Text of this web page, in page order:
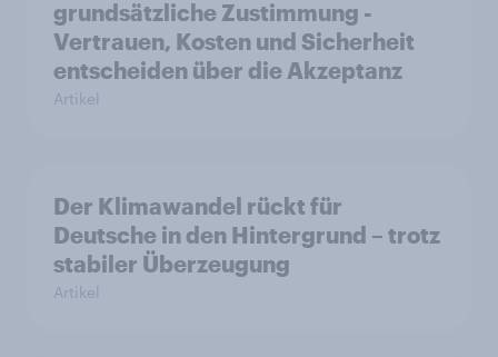
grundsätzliche Zustimmung -
Vertrauen, Kosten und Sicherheit
entscheiden über die Akzeptanz
Artikel
Der Klimawandel rückt für
Deutsche in den Hintergrund – trotz
stabiler Überzeugung
Artikel